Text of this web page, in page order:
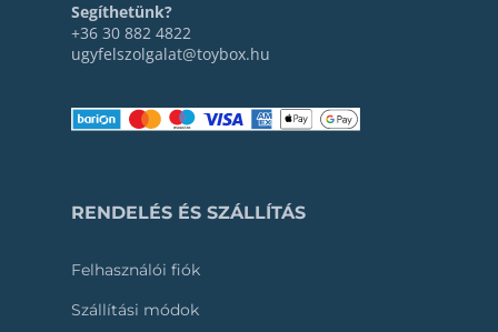
Segíthetünk?
+36 30 882 4822
ugyfelszolgalat@toybox.hu
RENDELÉS ÉS SZÁLLÍTÁS
Felhasználói fiók
Szállítási módok